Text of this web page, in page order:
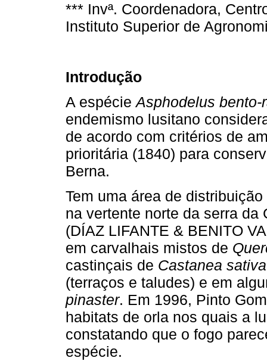
*** Invª. Coordenadora,
Instituto Superior de
Introdução
A espécieAsphodelus bento-
endemismo lusitano
de acordo com critérios de
prioritária (1840) para
Berna.
Tem uma área de
na vertente norte da serra da
(DÍAZ LIFANTE & BENITO
em carvalhais mistos de
castinçais de Castanea sativa
(terraços e taludes) e em
pinaster. Em 1996, Pinto
habitats de orla nos quais a
constatando que o fogo
espécie.